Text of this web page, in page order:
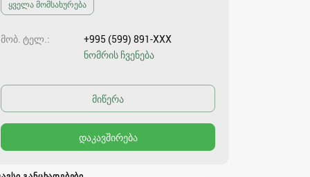
ყველა მომსახურება
მობ. ტელ.
+995 (599) 891-XXX
ნომრის ჩვენება